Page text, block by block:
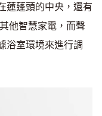
蓮蓬頭的中央，還有
他智慧家電，而聲
浴室環境來進行調